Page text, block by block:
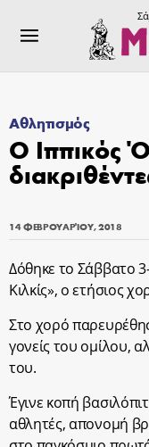
Αθλητισμός
Ο Ιππικός
14 ΦΕΒΡΟΥΑΡΊΟΥ, 2018
Δόθηκε το Σάββατο
Κιλκίς», ο ετήσιος
Στο χορό
γονείς του ομίλου,
του.
Έγινε κοπή
αθλητές, απονομή